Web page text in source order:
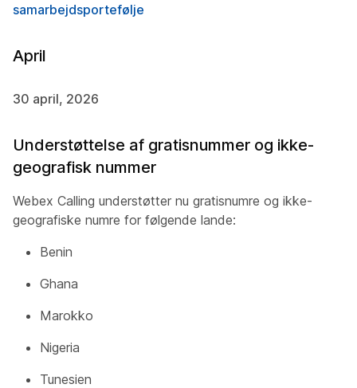
samarbejdsportefølje
April
30 april, 2026
Understøttelse af gratisnummer og ikke-
geografisk nummer
Webex Calling understøtter nu gratisnumre og ikke-
geografiske numre for følgende lande:
Benin
Ghana
Marokko
Nigeria
Tunesien